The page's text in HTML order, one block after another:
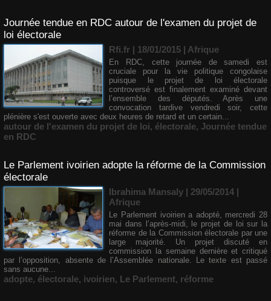
Journée tendue en RDC autour de l'examen du projet de
loi électorale
Rfi.fr | 18/01/2015 | Afrique
En RDC, cette journée de samedi est
cruciale pour la vie politique congolaise
puisque le projet de loi électorale
controversé est finalement examiné devant
l’ensemble des députés. Après une
convocation tardive vendredi soir, cette
plénière s'est ouverte avec deux heures de retard et un certain...
autour de l'examen du projet de loi, électorale, Journée tendue
en RDC
Le Parlement ivoirien adopte la réforme de la Commission
électorale
Ibrahima Mansaly | 29/05/2014 |
Afrique
Le Parlement ivoirien a adopté, mercredi 28
mai dans l’après-midi, le projet de loi sur la
réforme de la Commission électorale par une
large majorité. Un projet discuté en
commission la semaine dernière et critiqué
par l’opposition, absente de l’Assemblée nationale. Le texte est passé
sans aucune...
adopte, électorale, ivoirien, Le Parlement, réforme